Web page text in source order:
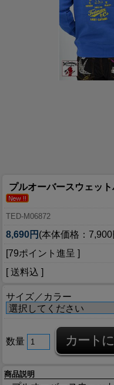
プルオーバースウェッ
TED-M06872
8,690円 (本体価格：
[79ポイント進呈 ]
[ 送料込 ]
サイズ／カラー
数量
商品説明